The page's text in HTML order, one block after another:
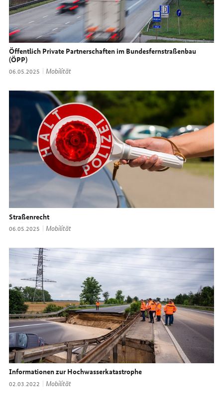
Öffentlich Private Partnerschaften im Bundesfernstraßenbau
(ÖPP)
Datum:
06.05.2025 Thema:
Mobilität
Straßenrecht
Datum:
06.05.2025 Thema:
Mobilität
Informationen zur Hochwasserkatastrophe
Datum:
02.03.2022 Thema:
Mobilität